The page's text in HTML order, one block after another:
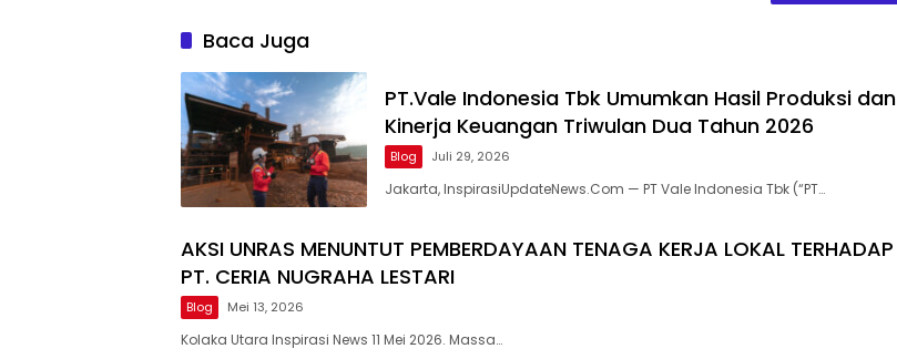
Baca Juga
PT.Vale Indonesia Tbk Umumkan Hasil Produksi dan
Kinerja Keuangan Triwulan Dua Tahun 2026
Blog Juli 29, 2026
Jakarta, InspirasiUpdateNews.Com — PT Vale Indonesia Tbk (“PT…
AKSI UNRAS MENUNTUT PEMBERDAYAAN TENAGA KERJA LOKAL TERHADAP
PT. CERIA NUGRAHA LESTARI
Blog Mei 13, 2026
Kolaka Utara Inspirasi News 11 Mei 2026. Massa…